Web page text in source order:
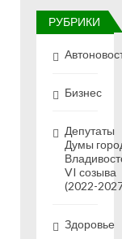
РУБРИКИ
Бизнес
Депутаты
Думы
VI созыва
(2022-
Здоровье